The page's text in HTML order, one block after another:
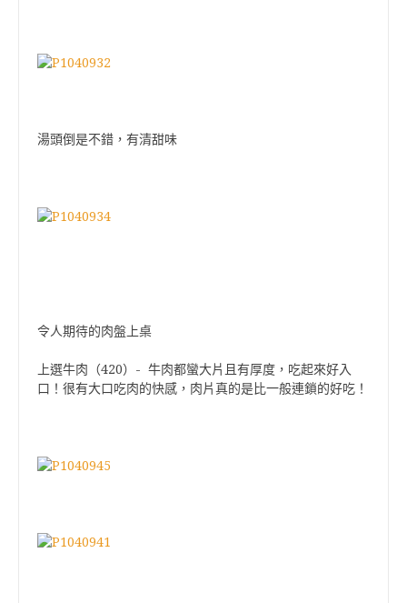
湯頭倒是不錯，有清甜味
令人期待的肉盤上桌
上選牛肉（420）- 牛肉都蠻大片且有厚度，吃起來好入
口！很有大口吃肉的快感，肉片真的是比一般連鎖的好吃！